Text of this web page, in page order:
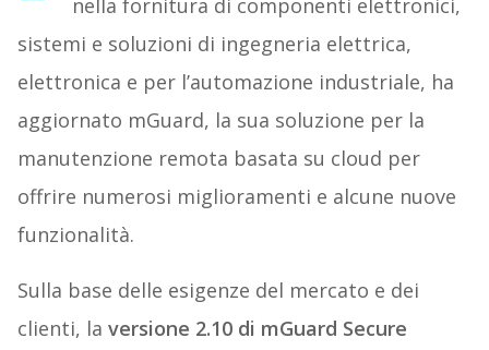
nella fornitura di componenti elettronici,
sistemi e soluzioni di ingegneria elettrica,
elettronica e per l’automazione industriale, ha
aggiornato mGuard, la sua soluzione per la
manutenzione remota basata su cloud per
offrire numerosi miglioramenti e alcune nuove
funzionalità.
Sulla base delle esigenze del mercato e dei
clienti, la versione 2.10 di mGuard Secure